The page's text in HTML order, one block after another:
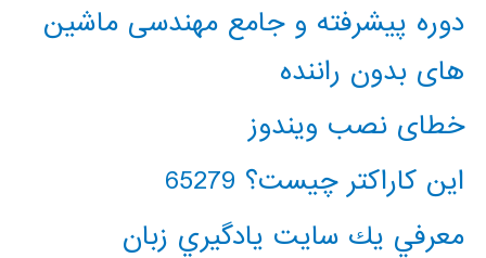
دوره پیشرفته و جامع مهندسی ماشین
های بدون راننده
خطای نصب ویندوز
این کاراکتر چیست؟ 65279
معرفي يك سايت يادگيري زبان